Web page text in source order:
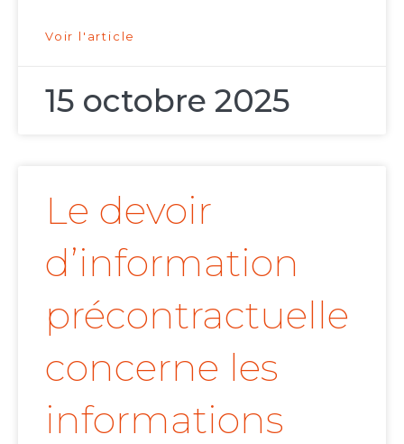
Voir l'article
15 octobre 2025
Le devoir
d’information
précontractuelle
concerne les
informations